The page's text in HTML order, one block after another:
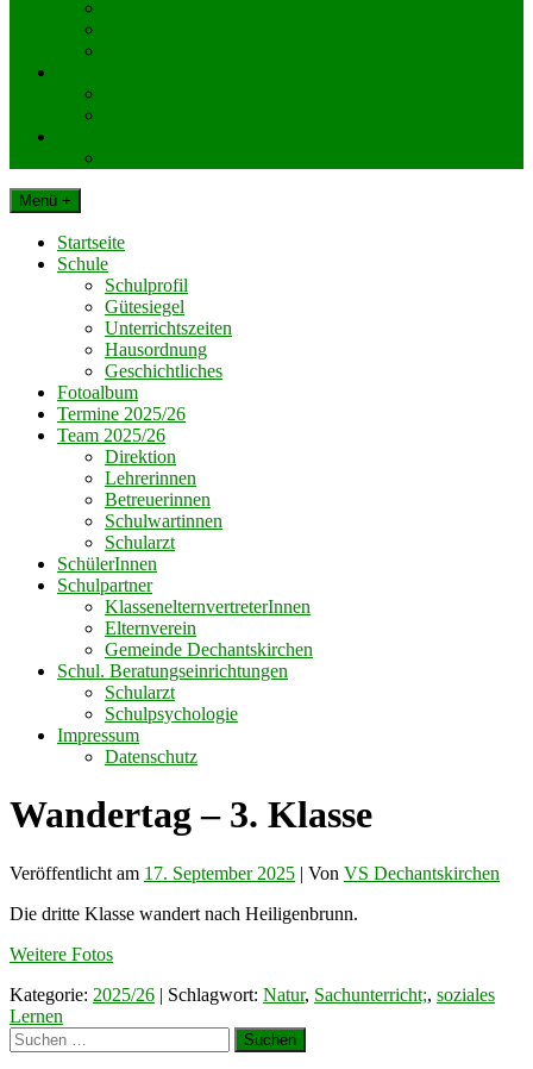
Menü +
Startseite
Schule
Schulprofil
Gütesiegel
Unterrichtszeiten
Hausordnung
Geschichtliches
Fotoalbum
Termine 2025/26
Team 2025/26
Direktion
Lehrerinnen
Betreuerinnen
Schulwartinnen
Schularzt
SchülerInnen
Schulpartner
KlassenelternvertreterInnen
Elternverein
Gemeinde Dechantskirchen
Schul. Beratungseinrichtungen
Schularzt
Schulpsychologie
Impressum
Datenschutz
Wandertag – 3. Klasse
Veröffentlicht am 17. September 2025 | Von VS Dechantskirchen
Die dritte Klasse wandert nach Heiligenbrunn.
Weitere Fotos
Kategorie: 2025/26 | Schlagwort: Natur, Sachunterricht;, soziales
Lernen
Suchen
nach: